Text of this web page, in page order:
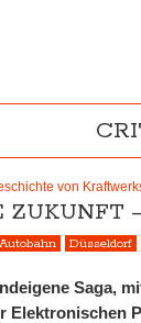
von
ZUKUNFT
Autobahn Düsseldorf
Saga,
Elektronischen